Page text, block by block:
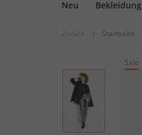
Neu Bekleidung
| Startseite
Sale